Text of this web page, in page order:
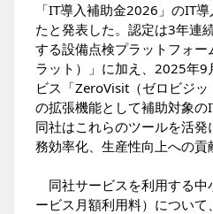
「IT導入補助金2026」のIT
たと発表した。認定は3年連
する設備点検プラットフォ
ラット）」に加え、2025年9
ビス「ZeroVisit（ゼロビジ
の拡張機能として補助対象の
同社はこれらのツールを活
務効率化、生産性向上への貢
同社サービスを利用する中
ービス月額利用料）につい